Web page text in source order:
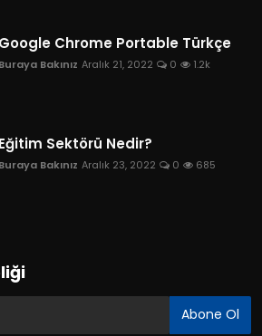
Google Chrome Portable Türkçe
Buraya Bakınız Aralık 21, 2022 0 1.2k
Eğitim Sektörü Nedir?
Buraya Bakınız Aralık 23, 2022 0 685
Abone Ol